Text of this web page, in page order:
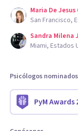
Maria De
San Francisco,
Sandra Milena
Miami, Estados
Psicólogos
PyM Awards